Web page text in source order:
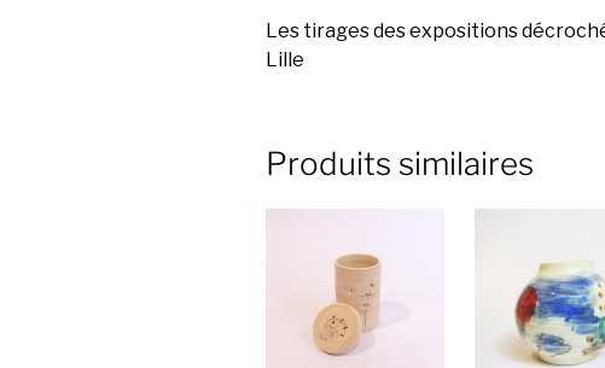
Les tirages des expositions
Lille
Produits similaires